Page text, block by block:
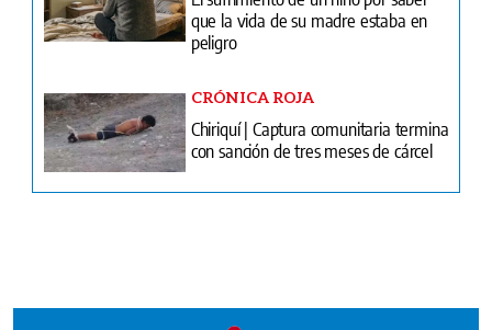
Chiriquí | Captura comunitaria termina
con sanción de tres meses de cárcel
Suplementos